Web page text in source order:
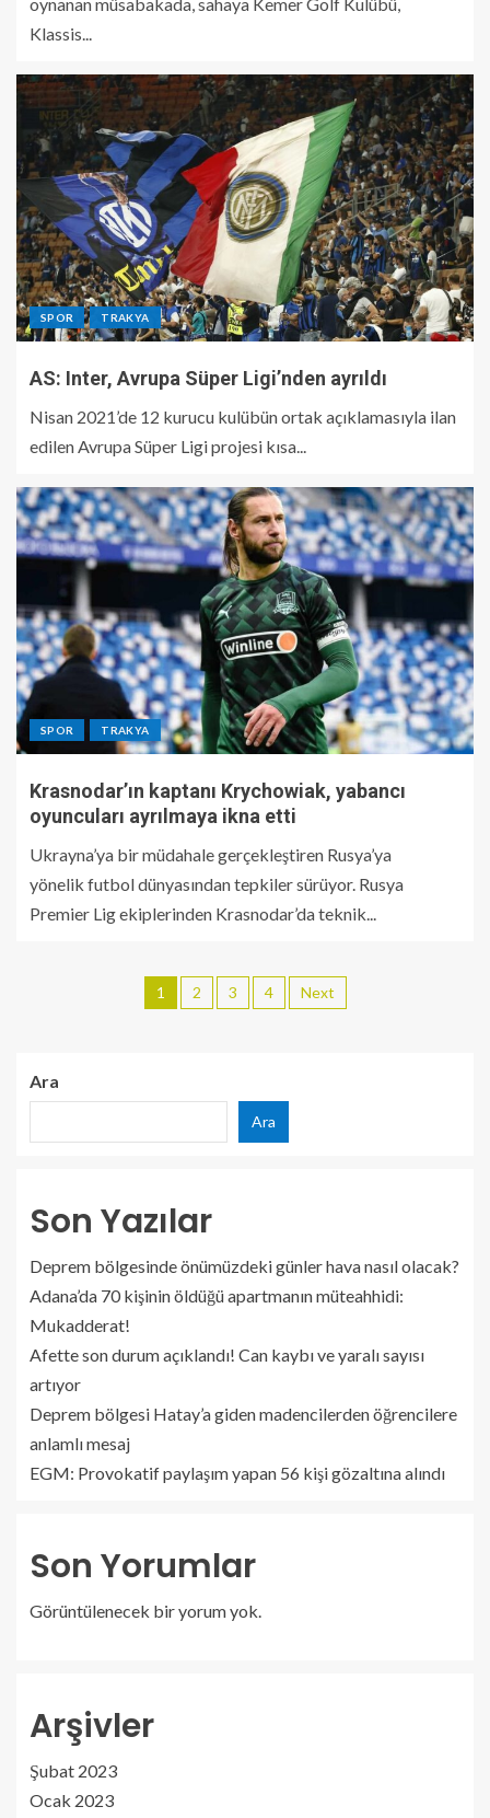
Klassis...
SPOR TRAKYA
AS: Inter, Avrupa Süper Ligi’nden ayrıldı
Nisan 2021’de 12 kurucu kulübün ortak açıklamasıyla ilan
edilen Avrupa Süper Ligi projesi kısa...
SPOR TRAKYA
Krasnodar’ın kaptanı Krychowiak, yabancı
oyuncuları ayrılmaya ikna etti
Ukrayna’ya bir müdahale gerçekleştiren Rusya’ya
yönelik futbol dünyasından tepkiler sürüyor. Rusya
Premier Lig ekiplerinden Krasnodar’da teknik...
1 2 3 4 Next
Ara
Ara
Son Yazılar
Deprem bölgesinde önümüzdeki günler hava nasıl olacak?
Adana’da 70 kişinin öldüğü apartmanın müteahhidi:
Mukadderat!
Afette son durum açıklandı! Can kaybı ve yaralı sayısı
artıyor
Deprem bölgesi Hatay’a giden madencilerden öğrencilere
anlamlı mesaj
EGM: Provokatif paylaşım yapan 56 kişi gözaltına alındı
Son Yorumlar
Görüntülenecek bir yorum yok.
Arşivler
Şubat 2023
Ocak 2023